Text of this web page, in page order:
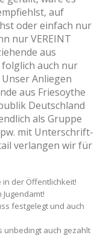
auf
oder einfach nur
nur VEREINT
aus
auch nur
Anliegen
aus Friesoythe
Deutschland
als Gruppe
mit Unterschrift-
verlangen wir für
der Öffentlichkeit!
festgelegt und auch
unbedingt auch gezahlt